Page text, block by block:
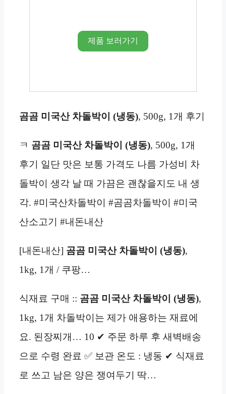
제품 보러가기
곰곰 미국산 차돌박이 (냉동), 500g, 1개 후기
ㅋ 곰곰 미국산 차돌박이 (냉동), 500g, 1개
후기 일단 맛은 보통 가격도 나름 가성비 차
돌박이 생각 날 때 가끔은 괜찮을지도 내 생
각. #미국산차돌박이 #곰곰차돌박이 #미국
산소고기 #내돈내산
[내돈내산] 곰곰 미국산 차돌박이 (냉동),
1kg, 1개 / 쿠팡…
식재료 구매 :: 곰곰 미국산 차돌박이 (냉동),
1kg, 1개 차돌박이는 제가 애용하는 재료에
요. 된장찌개… 10 ✔ 주문 하루 후 새벽배송
으로 수령 완료 ✅ 보관 온도 : 냉동 ✔ 식재료
로 쓰고 남은 양은 쟁여두기 딱…